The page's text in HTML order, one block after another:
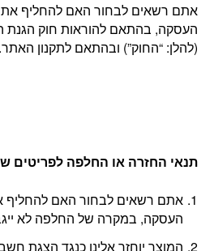
אתם רשאים לבחור האם להחליף
(להלן: “החוק”) ובהתאם לתקנון האתר.
תנאי החזרה או החלפה לפריטים
אתם רשאים לבחור האם להחליף
העסקה, במקרה של החלפה לא
המוצר יוחזר אלינו כנגד הצגת